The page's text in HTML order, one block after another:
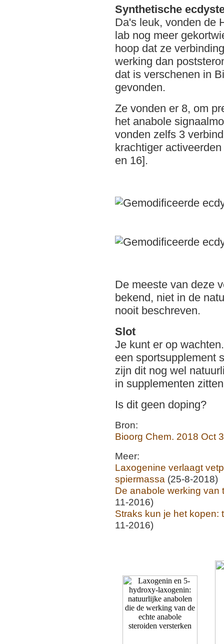
Synthetische
Da's leuk, vonden de
lab nog meer
hoop dat ze
werking dan
dat is verschenen in
gevonden.
Ze vonden er 8, om
het anabole
vonden zelfs 3
krachtiger
en 16].
De meeste van deze
bekend, niet in de
nooit beschreven.
Slot
Je kunt er op
een sportsupplement
zijn dit nog wel
in supplementen
Is dit geen doping?
Bron:
Bioorg Chem. 2018 Oct
Meer:
Laxogenine verlaagt
spiermassa (25-8-2018)
De anabole werking
11-2016)
Straks kun je het kopen:
11-2016)